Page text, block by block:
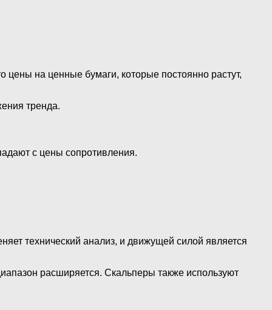
цены на ценные бумаги, которые постоянно растут,
тренда.
с цены сопротивления.
технический анализ, и движущей силой является
расширяется. Скальперы также используют